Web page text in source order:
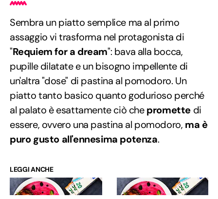
Sembra un piatto semplice ma al primo
assaggio vi trasforma nel protagonista di
"Requiem for a dream": bava alla bocca,
pupille dilatate e un bisogno impellente di
un'altra "dose" di pastina al pomodoro. Un
piatto tanto basico quanto godurioso perché
al palato è esattamente ciò chepromette di
essere, ovvero una pastina al pomodoro, ma è
puro gusto all'ennesima potenza.
LEGGI ANCHE